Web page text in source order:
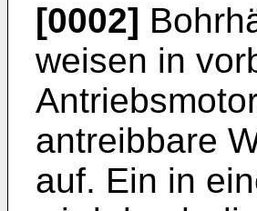
[0002]
weisen in
antreibbare
auf. Ein in